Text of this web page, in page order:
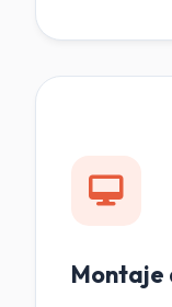
Montaje